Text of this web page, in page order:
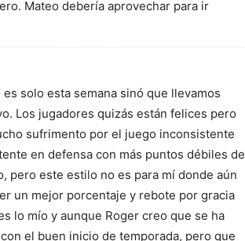
Mateo debería aprovechar para ir
solo esta semana sinó que llevamos
Los jugadores quizás están felices pero
sufrimento por el juego inconsistente
en defensa con más puntos débiles de
pero este estilo no es para mí donde aún
un mejor porcentaje y rebote por gracia
lo mío y aunque Roger creo que se ha
el buen inicio de temporada, pero que